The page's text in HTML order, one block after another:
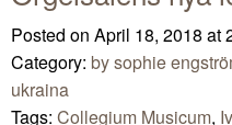
Posted on April 18, 2018 at
Category: by sophie
ukraina
Tags: Collegium Musicum,